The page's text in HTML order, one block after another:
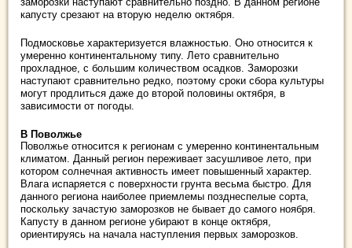
капусту срезают на вторую неделю октября.
Подмосковье характеризуется влажностью. Оно относится к
умеренно континентальному типу. Лето сравнительно
прохладное, с большим количеством осадков. Заморозки
наступают сравнительно редко, поэтому сроки сбора культуры
могут продлиться даже до второй половины октября, в
зависимости от погоды.
В Поволжье
Поволжье относится к регионам с умеренно континентальным
климатом. Данный регион переживает засушливое лето, при
котором солнечная активность имеет повышенный характер.
Влага испаряется с поверхности грунта весьма быстро. Для
данного региона наиболее приемлемы позднеспелые сорта,
поскольку зачастую заморозков не бывает до самого ноября.
Капусту в данном регионе убирают в конце октября,
ориентируясь на начала наступления первых заморозков.